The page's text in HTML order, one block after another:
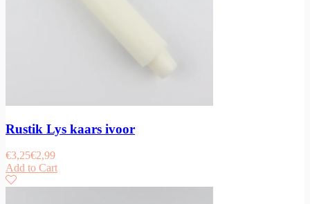
Rustik Lys kaars ivoor
€3,25€2,99
Add to Cart